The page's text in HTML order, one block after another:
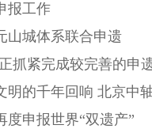
报工作
山城体系联合申遗
抓紧完成较完善的申
明的千年回响 北京中
度申报世界“双遗产”